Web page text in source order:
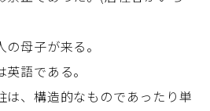
母子が来る。
語である。
は、構造的なものであったり単